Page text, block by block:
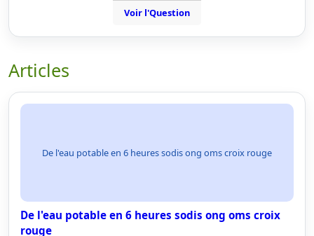
Voir l'Question
Articles
De l'eau potable en 6 heures sodis ong oms croix rouge
De l'eau potable en 6 heures sodis ong oms croix
rouge